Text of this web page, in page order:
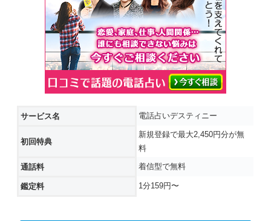
サービス名 電話占いデスティニー
初回特典
新規登録で最大2,450円分が無
料
通話料 着信型で無料
鑑定料 1分159円〜